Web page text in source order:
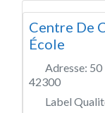
Centre De
École
Adresse: 50
42300
Label